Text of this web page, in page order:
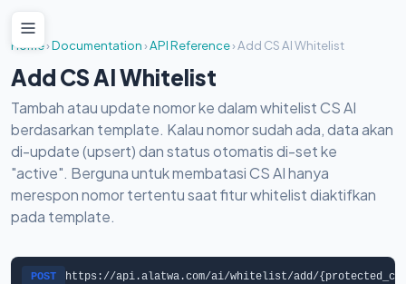
Home›Documentation›API Reference›Add CS AI Whitelist
Add CS AI Whitelist
Tambah atau update nomor ke dalam whitelist CS AI
berdasarkan template. Kalau nomor sudah ada, data akan
di-update (upsert) dan status otomatis di-set ke
"active". Berguna untuk membatasi CS AI hanya
merespon nomor tertentu saat fitur whitelist diaktifkan
pada template.
POST https://api.alatwa.com/ai/whitelist/add/